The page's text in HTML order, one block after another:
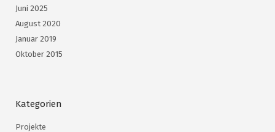
Juni 2025
August 2020
Januar 2019
Oktober 2015
Kategorien
Projekte